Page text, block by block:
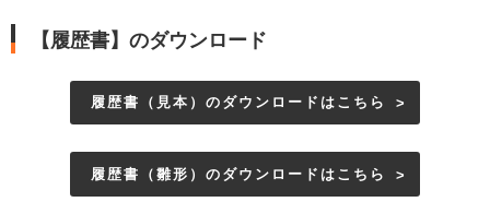
【履歴書】のダウンロード
履歴書（見本）のダウンロードはこちら
履歴書（雛形）のダウンロードはこちら